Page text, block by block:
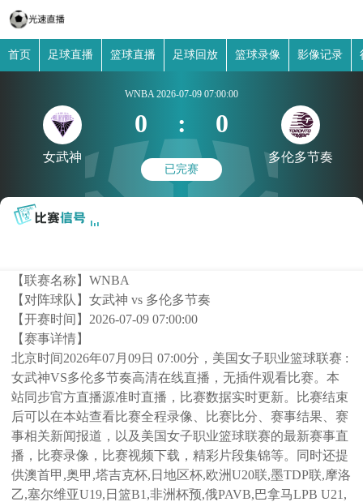
首页 足球直播 篮球直播 足球回放 篮球录像 影像记录
女武神
WNBA 2026-07-09 07:00:00
0 : 0
已完赛
多伦多节奏
【联赛名称】WNBA
【对阵球队】女武神 vs 多伦多节奏
【开赛时间】 2026-07-09 07:00:00
【赛事详情】
北京时间2026年07月09日 07:00分，美国女子职业篮球联赛 :
女武神VS多伦多节奏高清在线直播，无插件观看比赛。本
站同步官方直播源准时直播，比赛数据实时更新。比赛结束
后可以在本站查看比赛全程录像、比赛比分、赛事结果、赛
事相关新闻报道，以及美国女子职业篮球联赛的最新赛事直
播，比赛录像，比赛视频下载，精彩片段集锦等。同时还提
供澳首甲,奥甲,塔吉克杯,日地区杯,欧洲U20联,墨TDP联,摩洛
乙,塞尔维亚U19,日篮B1,非洲杯预,俄PAVB,巴拿马LPB U21,